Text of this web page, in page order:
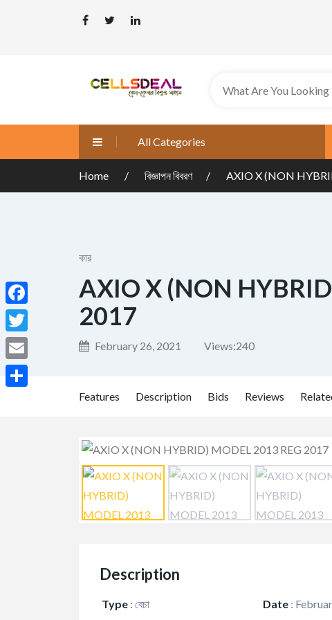
All Categories
Home বিজ্ঞাপন বিবরণ AXIO X (NON
কার
AXIO X (NON
2017
February 26, 2021 Views:240
Features Description Bids Reviews
Description
Type : বেচা Date :
Facebook
Twitter
Email